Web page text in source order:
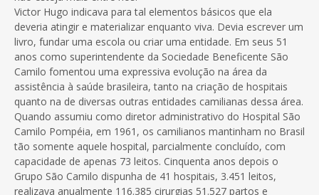
Victor Hugo indicava para tal elementos básicos que ela
deveria atingir e materializar enquanto viva. Devia escrever um
livro, fundar uma escola ou criar uma entidade. Em seus 51
anos como superintendente da Sociedade Beneficente São
Camilo fomentou uma expressiva evolução na área da
assistência à saúde brasileira, tanto na criação de hospitais
quanto na de diversas outras entidades camilianas dessa área.
Quando assumiu como diretor administrativo do Hospital São
Camilo Pompéia, em 1961, os camilianos mantinham no Brasil
tão somente aquele hospital, parcialmente concluído, com
capacidade de apenas 73 leitos. Cinquenta anos depois o
Grupo São Camilo dispunha de 41 hospitais, 3.451 leitos,
realizava anualmente 116.385 cirurgias 51.527 partos e